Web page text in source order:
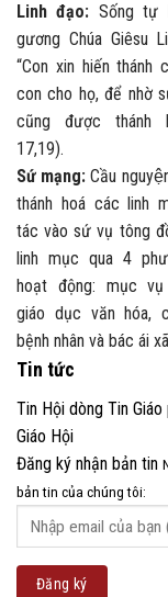
Linh đạo: Sống tự
gương Chúa Giêsu
“Con xin hiến thánh
con cho họ, để nhờ
cũng được thánh
17,19).
Sứ mạng: Cầu
thánh hoá các linh
tác vào sứ vụ tông
linh mục qua 4
hoạt động: mục
giáo dục văn hóa,
bệnh nhân và bác ái
Tin tức
Tin Hội dòng Tin Giáo
Giáo Hội
Đăng ký nhận bản tin
bản tin của chúng tôi: